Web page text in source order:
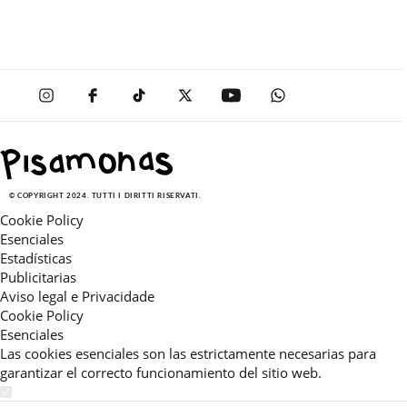
© COPYRIGHT 2024. TUTTI I DIRITTI RISERVATI.
Cookie Policy
Esenciales
Estadísticas
Publicitarias
Aviso legal e Privacidade
Cookie Policy
Esenciales
Las cookies esenciales son las estrictamente necesarias para
garantizar el correcto funcionamiento del sitio web.